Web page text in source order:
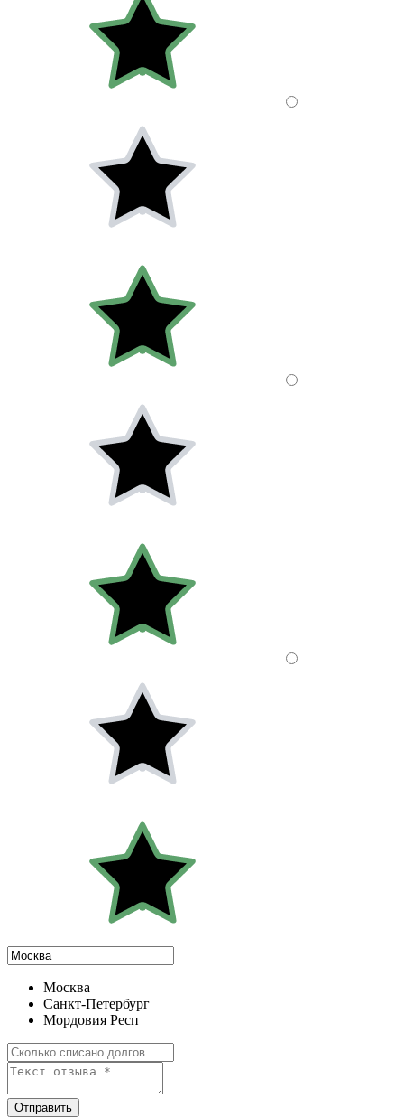
Москва
Санкт-Петербург
Мордовия Респ
Отправить